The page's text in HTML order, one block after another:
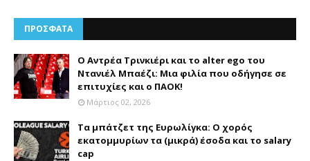
ΠΡΟΣΦΑΤΑ
Ο Αντρέα Τρινκιέρι και το alter ego του
Ντανιέλ Μπαέζι: Μια φιλία που οδήγησε σε
επιτυχίες και ο ΠΑΟΚ!
Μάρτιος 02, 2026
Τα μπάτζετ της Ευρωλίγκα: Ο χορός
εκατομμυρίων τα (μικρά) έσοδα και το salary
cap